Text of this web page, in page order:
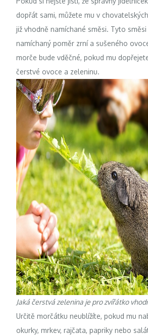
dopřát sami, můžete mu v
již vhodně namíchané směsi. Tyto
namíchaný poměr zrní a sušeného
morče bude vděčné, pokud mu
čerstvé ovoce a zeleninu.
Jaká čerstvá zelenina je pro zvířátko
Určitě morčátku neublížíte, pokud mu
okurky, mrkev, rajčata, papriky nebo